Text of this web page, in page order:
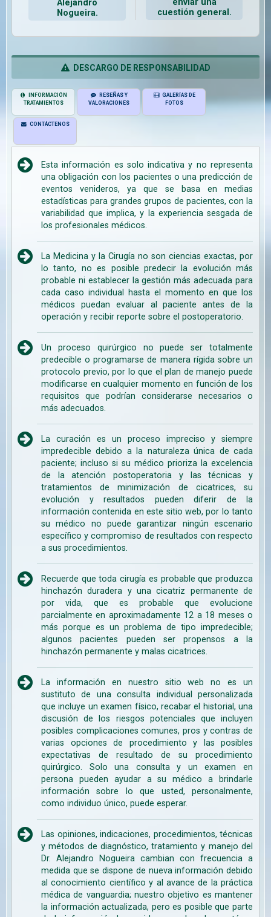
Alejandro
Nogueira.
cuestión general.
DESCARGO DE RESPONSABILIDAD
INFORMACIÓN
TRATAMIENTOS
RESEÑAS Y
VALORACIONES
GALERÍAS DE
FOTOS
CONTÁCTENOS
Esta información es solo indicativa y no representa
una obligación con los pacientes o una predicción de
eventos venideros, ya que se basa en medias
estadísticas para grandes grupos de pacientes, con la
variabilidad que implica, y la experiencia sesgada de
los profesionales médicos.
La Medicina y la Cirugía no son ciencias exactas, por
lo tanto, no es posible predecir la evolución más
probable ni establecer la gestión más adecuada para
cada caso individual hasta el momento en que los
médicos puedan evaluar al paciente antes de la
operación y recibir reporte sobre el postoperatorio.
Un proceso quirúrgico no puede ser totalmente
predecible o programarse de manera rígida sobre un
protocolo previo, por lo que el plan de manejo puede
modificarse en cualquier momento en función de los
requisitos que podrían considerarse necesarios o
más adecuados.
La curación es un proceso impreciso y siempre
impredecible debido a la naturaleza única de cada
paciente; incluso si su médico prioriza la excelencia
de la atención postoperatoria y las técnicas y
tratamientos de minimización de cicatrices, su
evolución y resultados pueden diferir de la
información contenida en este sitio web, por lo tanto
su médico no puede garantizar ningún escenario
específico y compromiso de resultados con respecto
a sus procedimientos.
Recuerde que toda cirugía es probable que produzca
hinchazón duradera y una cicatriz permanente de
por vida, que es probable que evolucione
parcialmente en aproximadamente 12 a 18 meses o
más porque es un problema de tipo impredecible;
algunos pacientes pueden ser propensos a la
hinchazón permanente y malas cicatrices.
La información en nuestro sitio web no es un
sustituto de una consulta individual personalizada
que incluye un examen físico, recabar el historial, una
discusión de los riesgos potenciales que incluyen
posibles complicaciones comunes, pros y contras de
varias opciones de procedimiento y las posibles
expectativas de resultado de su procedimiento
quirúrgico. Solo una consulta y un examen en
persona pueden ayudar a su médico a brindarle
información sobre lo que usted, personalmente,
como individuo único, puede esperar.
Las opiniones, indicaciones, procedimientos, técnicas
y métodos de diagnóstico, tratamiento y manejo del
Dr. Alejandro Nogueira cambian con frecuencia a
medida que se dispone de nueva información debido
al conocimiento científico y al avance de la práctica
médica de vanguardia; nuestro objetivo es mantener
la información actualizada, pero es posible que parte